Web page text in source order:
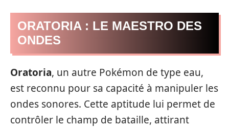
ORATORIA : LE MAESTRO DES
ONDES
Oratoria, un autre Pokémon de type eau,
est reconnu pour sa capacité à manipuler les
ondes sonores. Cette aptitude lui permet de
contrôler le champ de bataille, attirant